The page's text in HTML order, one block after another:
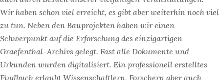
Wir haben schon viel erreicht, es gibt aber weiterhin noch viel
zu tun. Neben den Bauprojekten haben wir einen
Schwerpunkt auf die Erforschung des einzigartigen
Graefenthal-Archivs gelegt. Fast alle Dokumente und
Urkunden wurden digitalisiert. Ein professionell erstelltes
Findbuch erlaubt Wissenschaftlern, Forschern aber auch